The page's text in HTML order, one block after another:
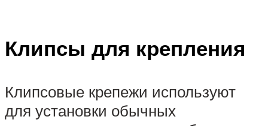
Клипсы для крепления
Клипсовые крепежи используют
для установки обычных